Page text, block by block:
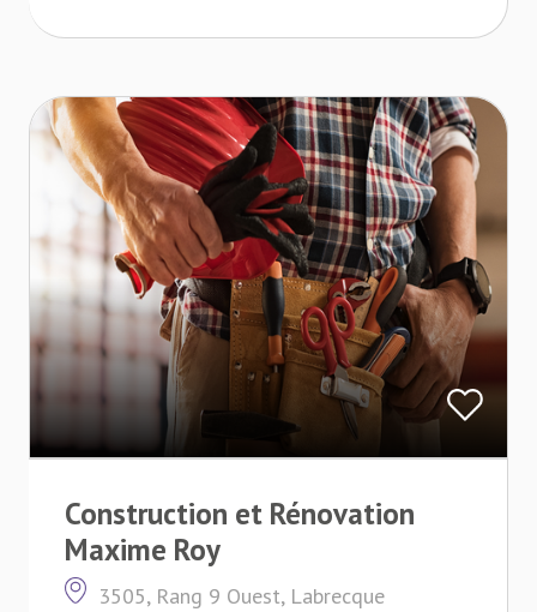
Construction et Rénovation
Maxime Roy
3505, Rang 9 Ouest, Labrecque